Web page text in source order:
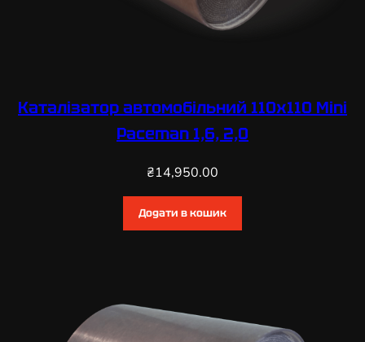
Каталізатор автомобільний 110х110 Mini
Paceman 1,6, 2,0
₴14,950.00
Додати в кошик